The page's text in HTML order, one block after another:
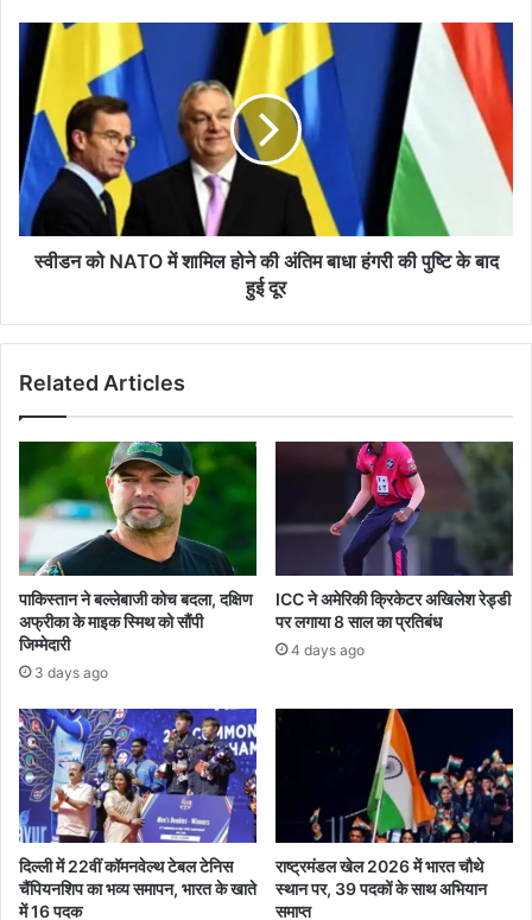
स्वीडन
को
NATO
शामिल
होने
की
अंतिम
बाधा
हंगरी
हुई
स्वीडन को NATO में शामिल होने की अंतिम बाधा हंगरी की पुष्टि के बाद
हुई दूर
Related Articles
पाकिस्तान ने बल्लेबाजी कोच बदला, दक्षिण
अफ्रीका के माइक स्मिथ को सौंपी
जिम्मेदारी
3 days ago
ICC ने अमेरिकी क्रिकेटर अखिलेश रेड्डी
पर लगाया 8 साल का प्रतिबंध
4 days ago
दिल्ली में 22वीं कॉमनवेल्थ टेबल टेनिस
चैंपियनशिप का भव्य समापन, भारत के खाते
में 16 पदक
राष्ट्रमंडल खेल 2026 में भारत चौथे
स्थान पर, 39 पदकों के साथ अभियान
समाप्त